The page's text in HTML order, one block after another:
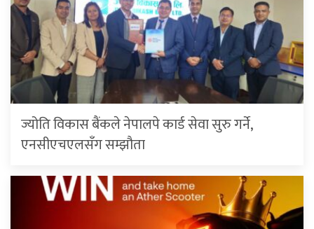
ज्योति विकास बैंकले नेपालपे कार्ड सेवा सुरु गर्ने,
एनसीएचएलसँग सम्झौता